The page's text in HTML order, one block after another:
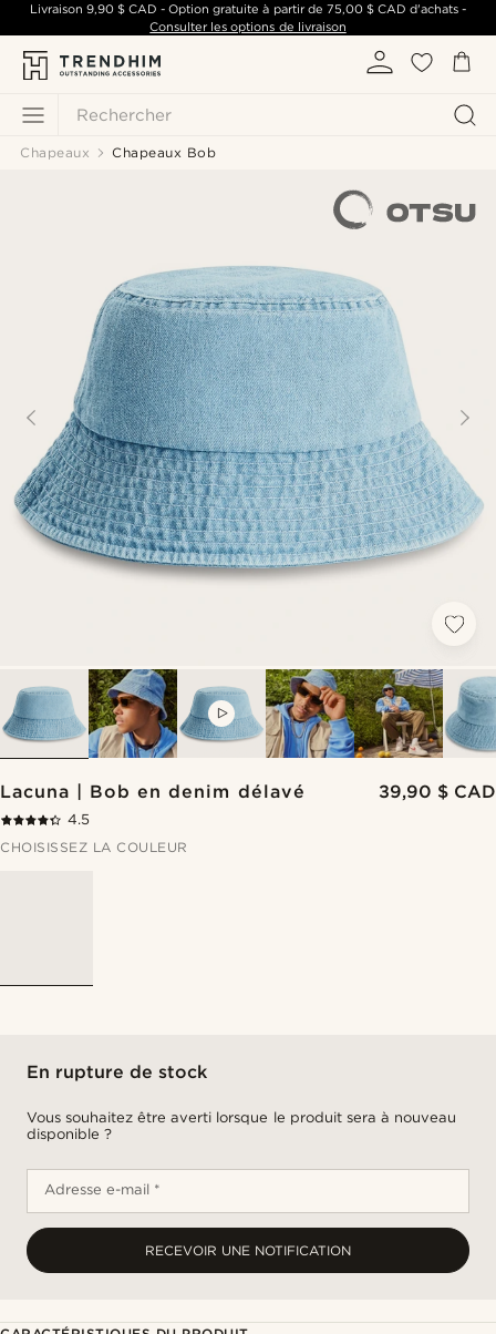
Rechercher
Livraison 9,90 $ CAD - Option gratuite à partir de 75,00 $ CAD d'achats -
Consulter les options de livraison
Chapeaux Chapeaux Bob
Lacuna | Bob en denim délavé 39,90 $ CAD
4.5
CHOISISSEZ LA COULEUR
En rupture de stock
Vous souhaitez être averti lorsque le produit sera à nouveau
disponible ?
Adresse e-mail *
RECEVOIR UNE NOTIFICATION